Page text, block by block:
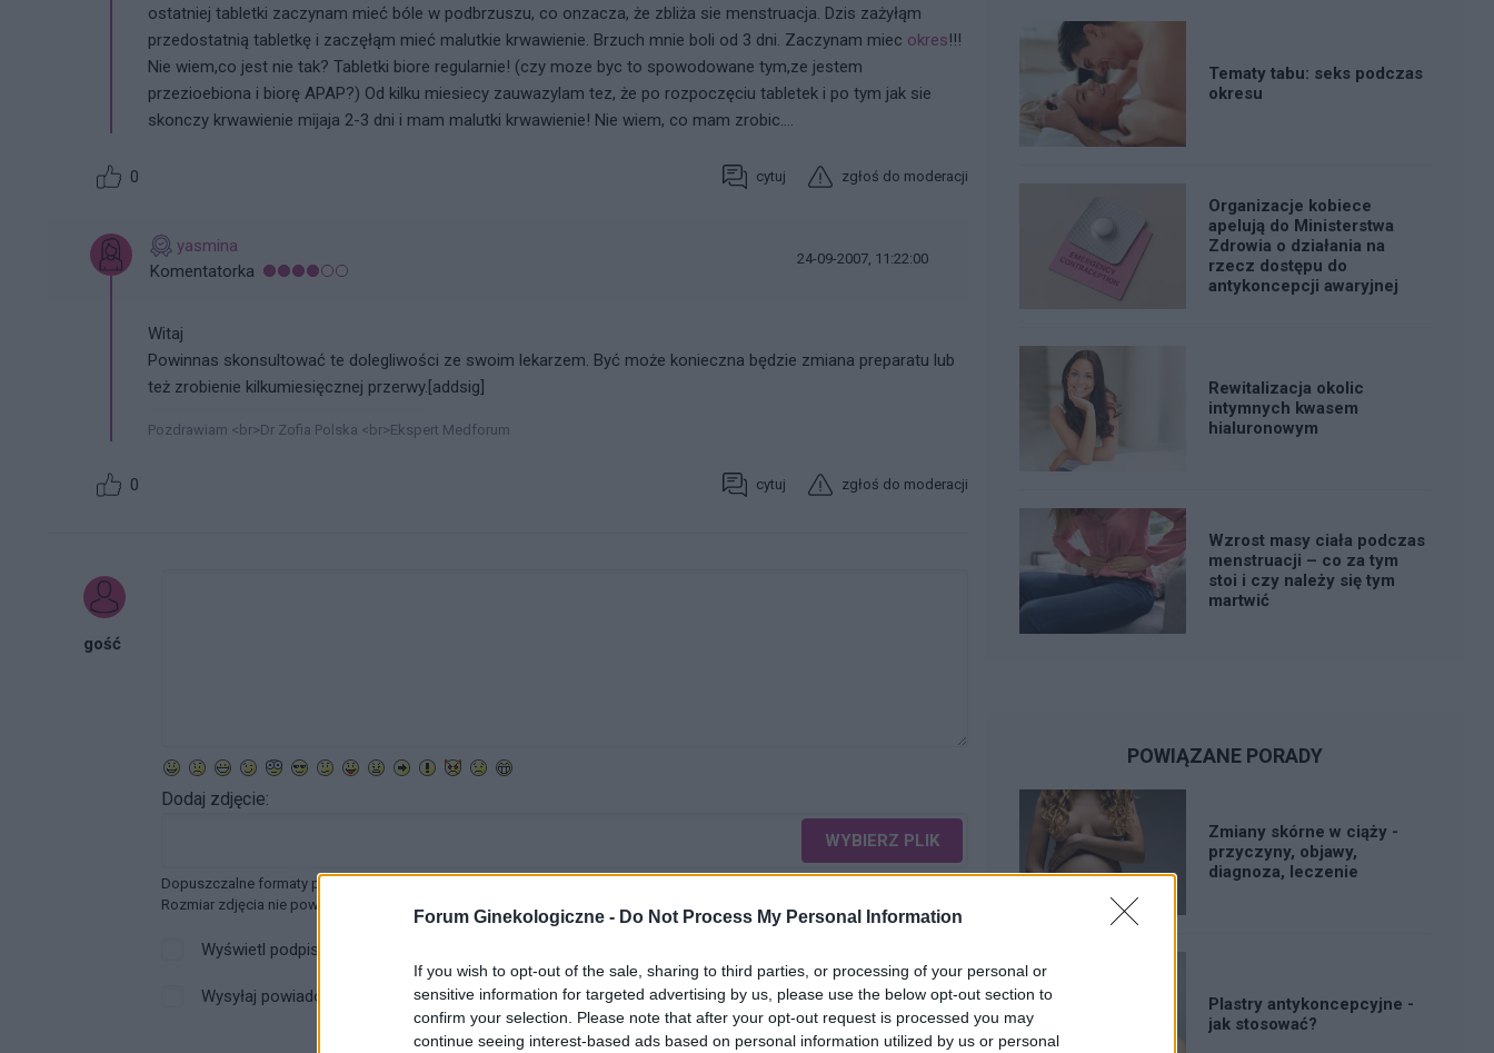
Forum Ginekologiczne - Do Not Process My Personal Information
If you wish to opt-out of the sale, sharing to third parties, or processing of your personal or
sensitive information for targeted advertising by us, please use the below opt-out section to
confirm your selection. Please note that after your opt-out request is processed you may
continue seeing interest-based ads based on personal information utilized by us or personal
ostatniej tabletki zaczynam mieć bóle w podbrzuszu, co onzacza, że zbliża sie menstruacja. Dzis zażyłąm
przedostatnią tabletkę i zaczęłąm mieć malutkie krwawienie. Brzuch mnie boli od 3 dni. Zaczynam miec okres!!!
Nie wiem,co jest nie tak? Tabletki biore regularnie! (czy moze byc to spowodowane tym,ze jestem
przezioebiona i biorę APAP?) Od kilku miesiecy zauwazylam tez, że po rozpoczęciu tabletek i po tym jak sie
skonczy krwawienie mijaja 2-3 dni i mam malutki krwawienie! Nie wiem, co mam zrobic....
0 cytuj zgłoś do moderacji
yasmina
Komentatorka
24-09-2007, 11:22:00
Witaj
Powinnas skonsultować te dolegliwości ze swoim lekarzem. Być może konieczna będzie zmiana preparatu lub
też zrobienie kilkumiesięcznej przerwy.[addsig]
Pozdrawiam <br>Dr Zofia Polska <br>Ekspert Medforum
0 cytuj zgłoś do moderacji
gość
Dodaj zdjęcie:
WYBIERZ PLIK
Dopuszczalne formaty pliku graficznego: jpg, jpeg , png.
Rozmiar zdjęcia nie powinien przekraczać 0.6MB.
Wyświetl podpis
Wysyłaj powiadomienia o odpowiedzi
Tematy tabu: seks podczas
okresu
Organizacje kobiece
apelują do Ministerstwa
Zdrowia o działania na
rzecz dostępu do
antykoncepcji awaryjnej
Rewitalizacja okolic
intymnych kwasem
hialuronowym
Wzrost masy ciała podczas
menstruacji – co za tym
stoi i czy należy się tym
martwić
POWIĄZANE PORADY
Zmiany skórne w ciąży -
przyczyny, objawy,
diagnoza, leczenie
Plastry antykoncepcyjne -
jak stosować?